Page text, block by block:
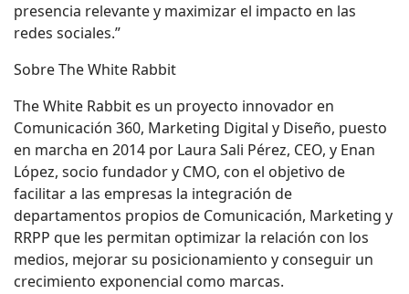
presencia relevante y maximizar el impacto en las
redes sociales.”
Sobre The White Rabbit
The White Rabbit es un proyecto innovador en
Comunicación 360, Marketing Digital y Diseño, puesto
en marcha en 2014 por Laura Sali Pérez, CEO, y Enan
López, socio fundador y CMO, con el objetivo de
facilitar a las empresas la integración de
departamentos propios de Comunicación, Marketing y
RRPP que les permitan optimizar la relación con los
medios, mejorar su posicionamiento y conseguir un
crecimiento exponencial como marcas.